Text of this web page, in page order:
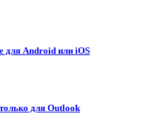
для Android или iOS
для Outlook